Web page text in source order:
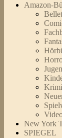
Schmerzen
Gelenkschäden
Amazon-
New York
SPIEGEL